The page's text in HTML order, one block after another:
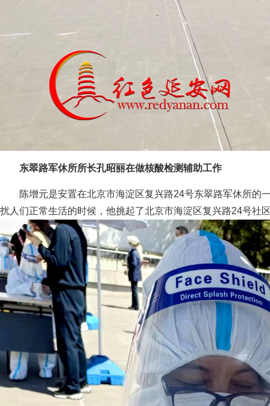
东翠路军休所所长孔昭丽在做核酸检测辅助工作
陈增元是安置在北京市海淀区复兴路24号东翠路军休所的
扰人们正常生活的时候，他挑起了北京市海淀区复兴路24号社